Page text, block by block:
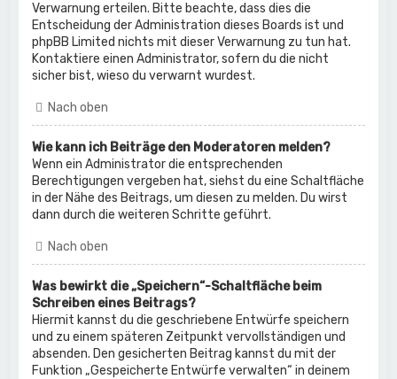
Verwarnung erteilen. Bitte beachte, dass dies die
Entscheidung der Administration dieses Boards ist und
phpBB Limited nichts mit dieser Verwarnung zu tun hat.
Kontaktiere einen Administrator, sofern du die nicht
sicher bist, wieso du verwarnt wurdest.
Nach oben
Wie kann ich Beiträge den Moderatoren melden?
Wenn ein Administrator die entsprechenden
Berechtigungen vergeben hat, siehst du eine Schaltfläche
in der Nähe des Beitrags, um diesen zu melden. Du wirst
dann durch die weiteren Schritte geführt.
Nach oben
Was bewirkt die „Speichern“-Schaltfläche beim
Schreiben eines Beitrags?
Hiermit kannst du die geschriebene Entwürfe speichern
und zu einem späteren Zeitpunkt vervollständigen und
absenden. Den gesicherten Beitrag kannst du mit der
Funktion „Gespeicherte Entwürfe verwalten“ in deinem